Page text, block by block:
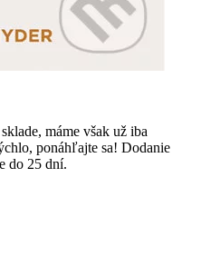
máme však už iba
ponáhľajte sa! Dodanie
do 25 dní.